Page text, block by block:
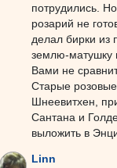
потрудились.
розарий не
делал бирки из
землю-матушку
Вами не
Старые
Шнеевитхен,
Сантана и
выложить в
Linn